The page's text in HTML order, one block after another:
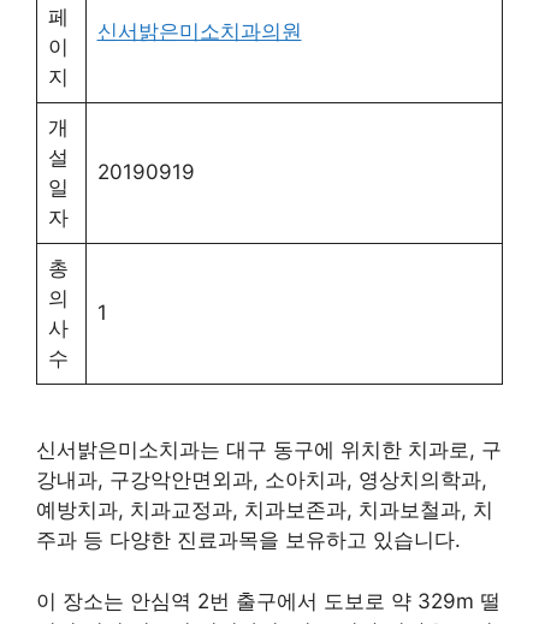
페
이
지
신서밝은미소치과의원
개
설
일
자
20190919
총
의
사
수
1
신서밝은미소치과는 대구 동구에 위치한 치과로, 구
강내과, 구강악안면외과, 소아치과, 영상치의학과,
예방치과, 치과교정과, 치과보존과, 치과보철과, 치
주과 등 다양한 진료과목을 보유하고 있습니다.
이 장소는 안심역 2번 출구에서 도보로 약 329m 떨